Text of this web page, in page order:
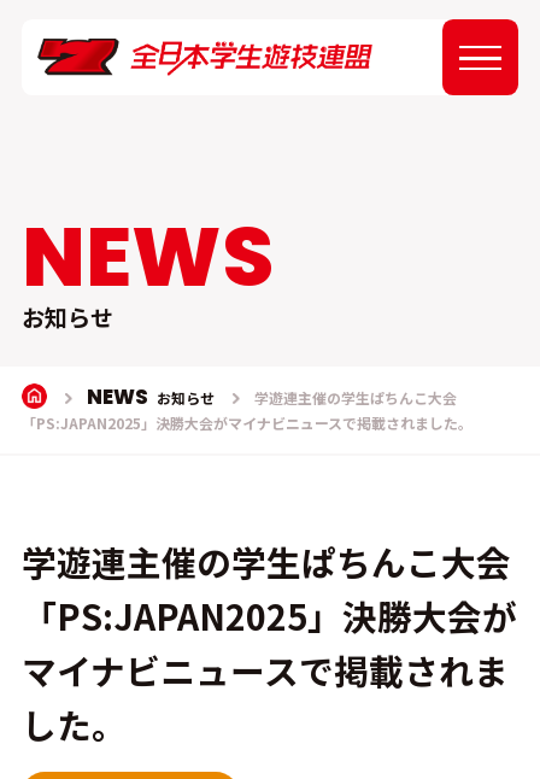
ABOUT
EVENT
REPORT
CONTACT
NEWS
お知らせ
NEWS お知らせ
学遊連主催の学生ぱちんこ大会
「PS:JAPAN2025」決勝大会がマイナビニュースで掲載されました。
学遊連主催の学生ぱちんこ大会
「PS:JAPAN2025」決勝大会が
マイナビニュースで掲載されま
した。